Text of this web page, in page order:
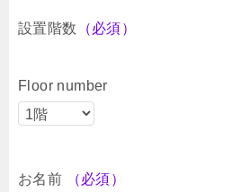
設置階数 （必須）
Floor number
お名前
（必須）